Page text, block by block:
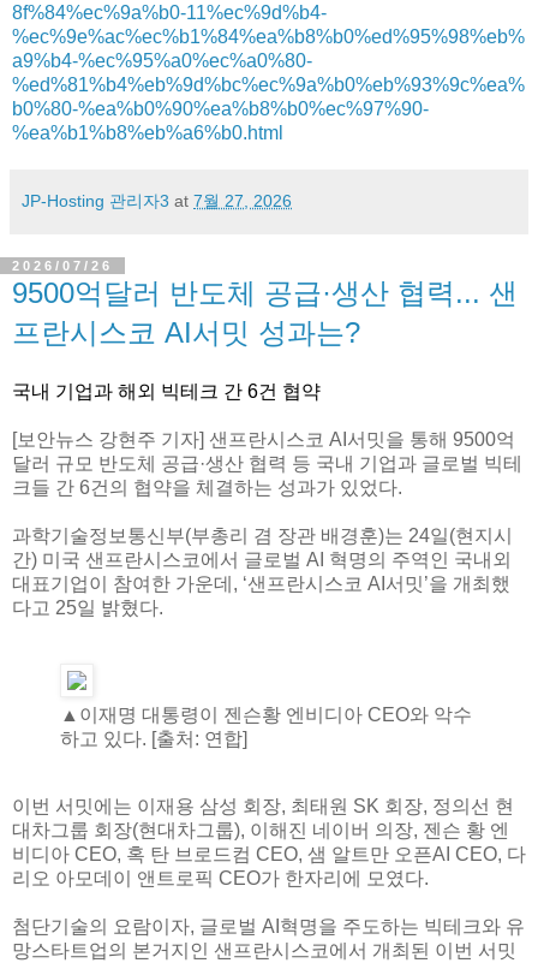
8f%84%ec%9a%b0-11%ec%9d%b4-
%ec%9e%ac%ec%b1%84%ea%b8%b0%ed%95%98%eb%
a9%b4-%ec%95%a0%ec%a0%80-
%ed%81%b4%eb%9d%bc%ec%9a%b0%eb%93%9c%ea%
b0%80-%ea%b0%90%ea%b8%b0%ec%97%90-
%ea%b1%b8%eb%a6%b0.html
JP-Hosting 관리자3 at 7월 27, 2026
2026/07/26
9500억달러 반도체 공급·생산 협력... 샌
프란시스코 AI서밋 성과는?
국내 기업과 해외 빅테크 간 6건 협약
[보안뉴스 강현주 기자] 샌프란시스코 AI서밋을 통해 9500억
달러 규모 반도체 공급·생산 협력 등 국내 기업과 글로벌 빅테
크들 간 6건의 협약을 체결하는 성과가 있었다.
과학기술정보통신부(부총리 겸 장관 배경훈)는 24일(현지시
간) 미국 샌프란시스코에서 글로벌 AI 혁명의 주역인 국내외
대표기업이 참여한 가운데, ‘샌프란시스코 AI서밋’을 개최했
다고 25일 밝혔다.
▲이재명 대통령이 젠슨황 엔비디아 CEO와 악수
하고 있다. [출처: 연합]
이번 서밋에는 이재용 삼성 회장, 최태원 SK 회장, 정의선 현
대차그룹 회장(현대차그룹), 이해진 네이버 의장, 젠슨 황 엔
비디아 CEO, 혹 탄 브로드컴 CEO, 샘 알트만 오픈AI CEO, 다
리오 아모데이 앤트로픽 CEO가 한자리에 모였다.
첨단기술의 요람이자, 글로벌 AI혁명을 주도하는 빅테크와 유
망스타트업의 본거지인 샌프란시스코에서 개최된 이번 서밋